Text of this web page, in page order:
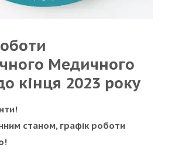
Медичного
кінця 2023 року
станом, графік роботи